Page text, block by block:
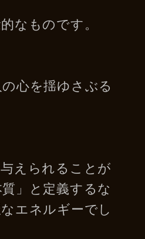
なものです。
心を揺ゆさぶる
与えられることが
」と定義するな
エネルギーでし